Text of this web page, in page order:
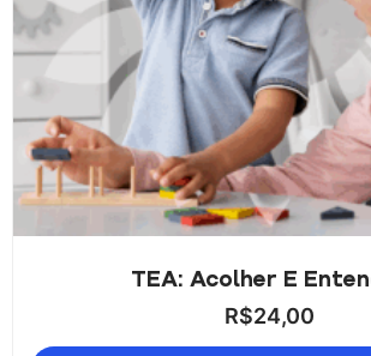
TEA: Acolher E
R$24,00